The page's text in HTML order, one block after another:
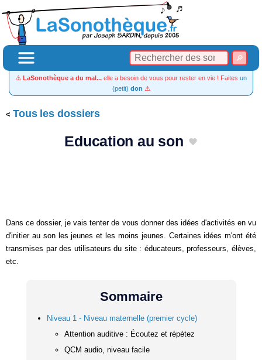
⚠️ LaSonothèque a du mal... elle a besoin de vous pour rester en vie ! Faites un
(petit) don ⚠️
Tous les dossiers
Education au son
Dans ce dossier, je vais tenter de vous donner des idées d'activités en vu
d'initier au son les jeunes et les moins jeunes. Certaines idées m'ont été
transmises par des utilisateurs du site : éducateurs, professeurs, élèves,
etc.
Sommaire
Niveau 1 - Niveau maternelle (premier cycle)
Attention auditive : Écoutez et répétez
QCM audio, niveau facile